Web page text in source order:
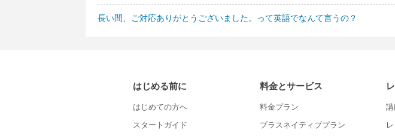
長い間、ご対応ありがとうございました。って英語でなんて言うの？
はじめる前に
はじめての方へ
スタートガイド
料金とサービス
料金プラン
プラスネイティブプラン